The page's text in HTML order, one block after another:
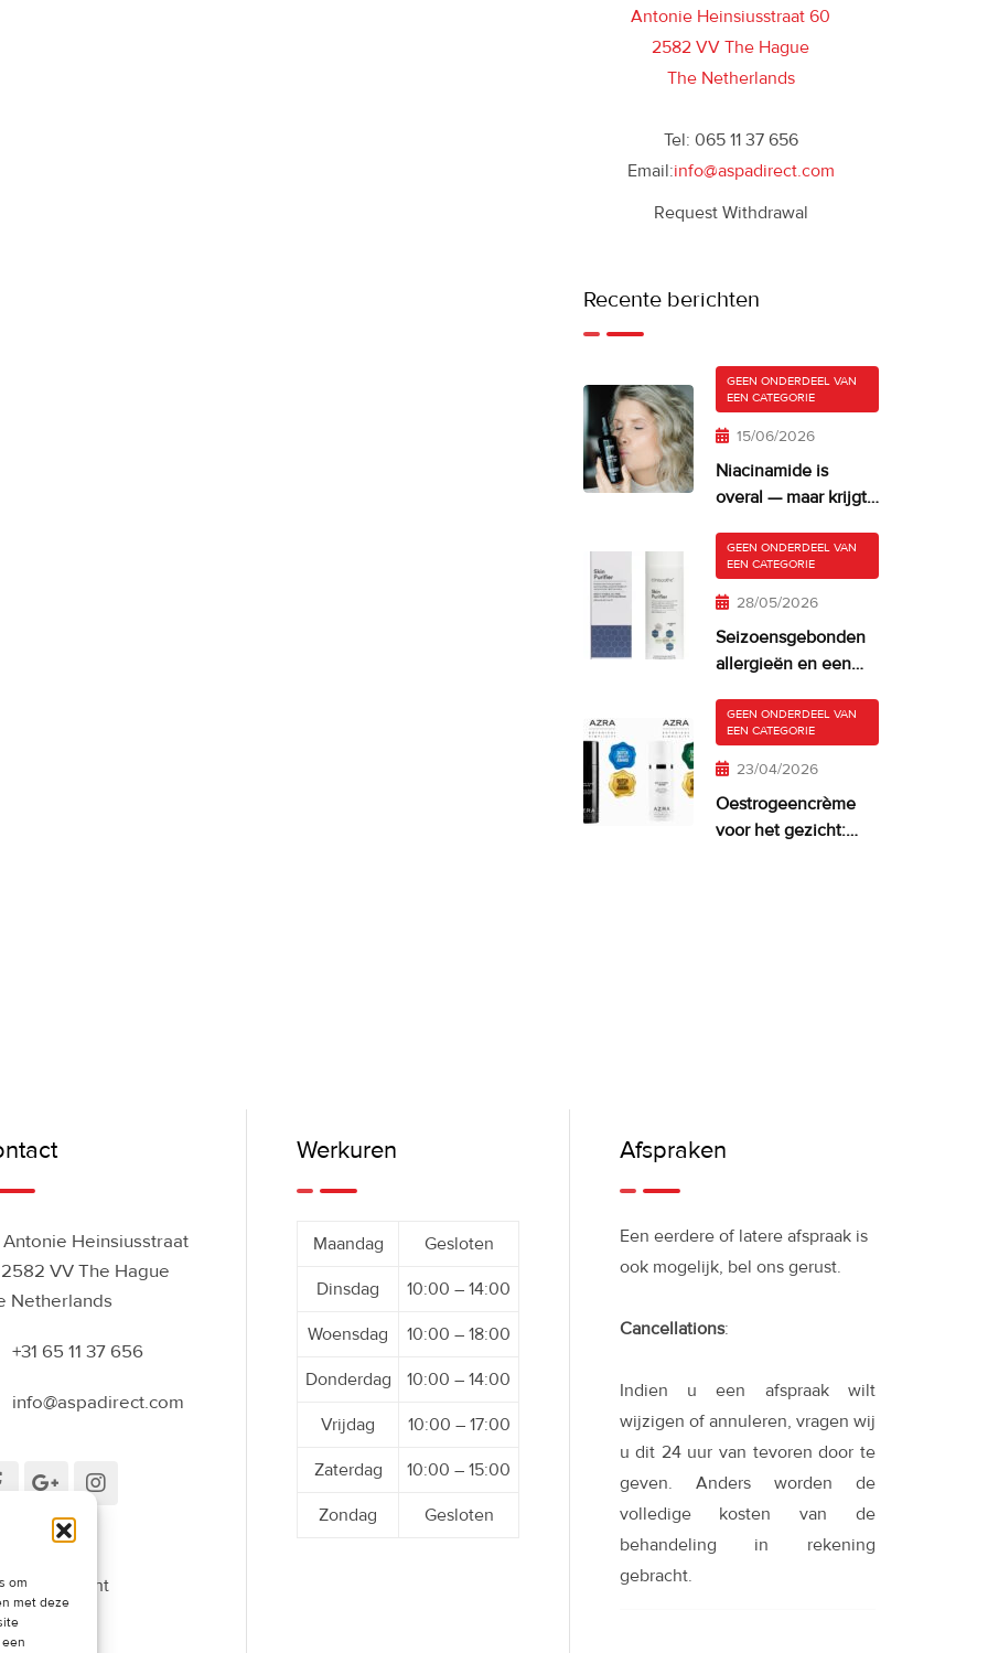
om
met deze
Antonie Heinsiusstraat 60
2582 VV The Hague
The Netherlands
Tel: 065 11 37 656
Email:info@aspadirect.com
Request Withdrawal
Recente berichten
GEEN ONDERDEEL VAN
EEN CATEGORIE
15/06/2026
Niacinamide is
overal — maar krijgt
te veel van?
GEEN ONDERDEEL VAN
EEN CATEGORIE
28/05/2026
Seizoensgebonden
allergieën en een
huid
GEEN ONDERDEEL VAN
EEN CATEGORIE
23/04/2026
Oestrogeencrème
voor het gezicht:
Antonie Heinsiusstraat
VV The Hague
Netherlands
+31 65 11 37 656
info@aspadirect.com
Werkuren
Maandag Gesloten
Dinsdag 10:00 – 14:00
Woensdag 10:00 – 18:00
Donderdag 10:00 – 14:00
Vrijdag 10:00 – 17:00
Zaterdag 10:00 – 15:00
Zondag Gesloten
Afspraken
Een eerdere of latere afspraak is
ook mogelijk, bel ons gerust.
Cancellations:
Indien u een afspraak wilt
wijzigen of annuleren, vragen wij
u dit 24 uur van tevoren door te
geven. Anders worden de
volledige kosten van de
behandeling in rekening
gebracht.